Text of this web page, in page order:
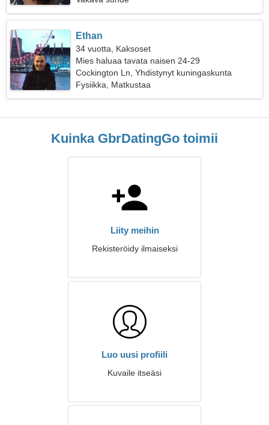
Ethan
34 vuotta, Kaksoset
Mies haluaa tavata naisen 24-29
Cockington Ln, Yhdistynyt kuningaskunta
Fysiikka, Matkustaa
Kuinka GbrDatingGo toimii
Liity meihin
Rekisteröidy ilmaiseksi
Luo uusi profiili
Kuvaile itseäsi